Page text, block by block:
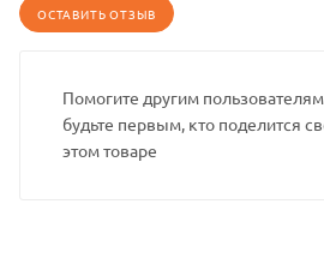
ОСТАВИТЬ ОТЗЫВ
Помогите другим
будьте первым, кто поделится
этом товаре